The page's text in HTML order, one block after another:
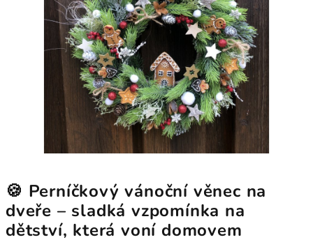
🍪 Perníčkový vánoční věnec na
dveře – sladká vzpomínka na
dětství, která voní domovem